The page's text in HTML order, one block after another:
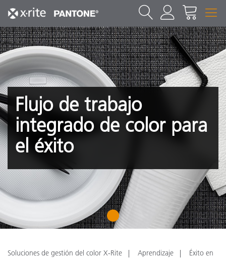
Flujo de trabajo
integrado de color para
el éxito
1
Soluciones de gestión del color X-Rite Aprendizaje
Éxito en